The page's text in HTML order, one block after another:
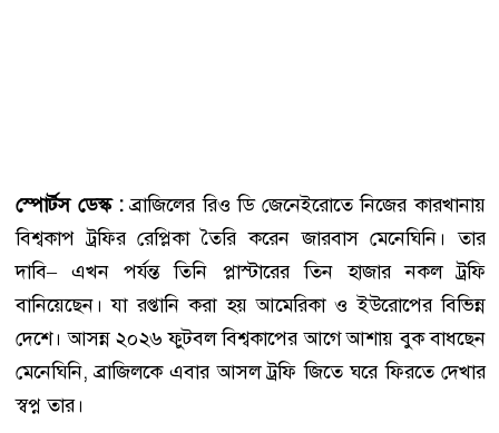
স্পোর্টস ডেস্ক :ব্রাজিলের রিও ডি জেনেইরোতে নিজের কারখানায়
বিশ্বকাপ ট্রফির রেপ্লিকা তৈরি করেন জারবাস মেনেঘিনি। তার
দাবি– এখন পর্যন্ত তিনি প্লাস্টারের তিন হাজার নকল ট্রফি
বানিয়েছেন। যা রপ্তানি করা হয় আমেরিকা ও ইউরোপের বিভিন্ন
দেশে। আসন্ন ২০২৬ ফুটবল বিশ্বকাপের আগে আশায় বুক বাধছেন
মেনেঘিনি, ব্রাজিলকে এবার আসল ট্রফি জিতে ঘরে ফিরতে দেখার
স্বপ্ন তার।